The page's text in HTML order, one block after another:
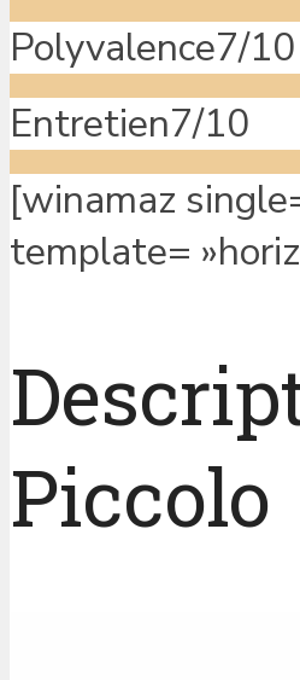
Polyvalence7/10
Entretien7/10
[winamaz
template=
Piccolo